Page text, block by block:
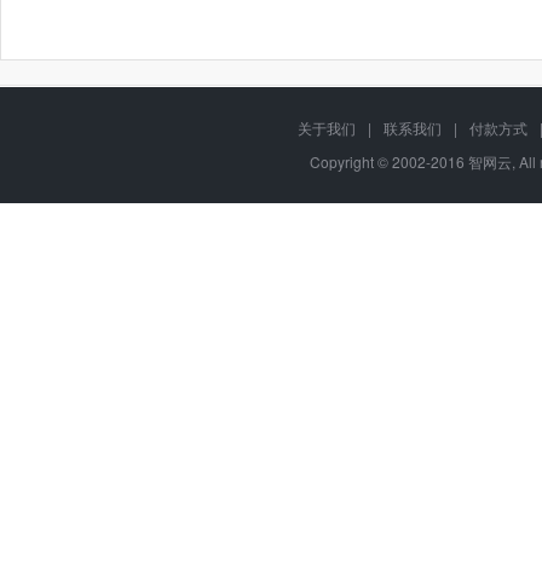
关于我们 | 联系我们 | 付款方式
|
Copyright © 2002-2016 智网云,